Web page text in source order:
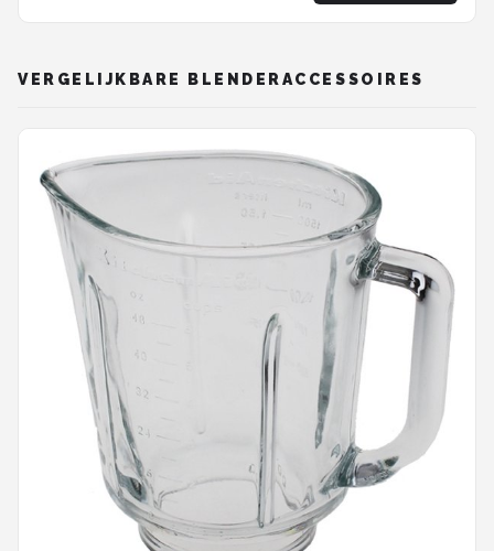
Geschikt voor NutriBullet 600w en Pro 900w
VERGELIJKBARE BLENDERACCESSOIRES